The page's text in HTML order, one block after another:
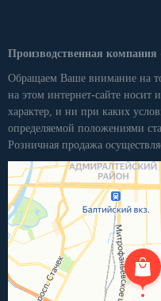
Производственная
Обращаем Ваше внимание на
на этом интернет-сайте
характер, и ни при каких
определяемой положениями
Розничная продажа